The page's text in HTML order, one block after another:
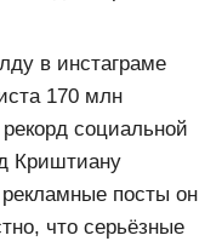
в инстаграме
170 млн
социальной
Криштиану
посты он
что серьёзные